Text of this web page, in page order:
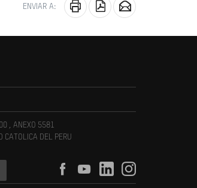
ENVIAR A:
, ANEXO 5581
CATOLICA DEL PERU